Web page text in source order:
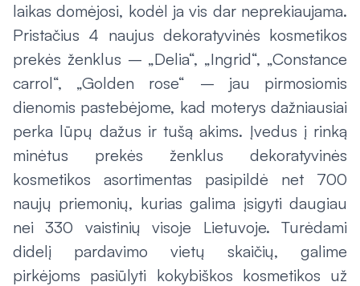
laikas domėjosi, kodėl ja vis dar neprekiaujama.
Pristačius 4 naujus dekoratyvinės kosmetikos
prekės ženklus – „Delia“, „Ingrid“, „Constance
carrol“, „Golden rose“ – jau pirmosiomis
dienomis pastebėjome, kad moterys dažniausiai
perka lūpų dažus ir tušą akims. Įvedus į rinką
minėtus prekės ženklus dekoratyvinės
kosmetikos asortimentas pasipildė net 700
naujų priemonių, kurias galima įsigyti daugiau
nei 330 vaistinių visoje Lietuvoje. Turėdami
didelį pardavimo vietų skaičių, galime
pirkėjoms pasiūlyti kokybiškos kosmetikos už